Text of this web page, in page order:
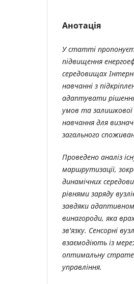
Анотація
У статті
підвищення
середовищах
навчанні з
адаптувати
умов та залишкової
навчання для
загального
Проведено аналіз
маршрутизації,
динамічних
рівнями заряду
завдяки
винагороди, яка
зв'язку. Сенсорні
взаємодіють із
оптимальну
управління.